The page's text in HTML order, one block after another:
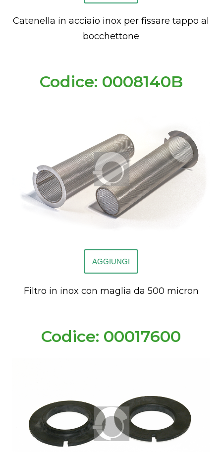
Catenella in acciaio inox per fissare tappo al
bocchettone
Codice: 0008140B
AGGIUNGI
Filtro in inox con maglia da 500 micron
Codice: 00017600